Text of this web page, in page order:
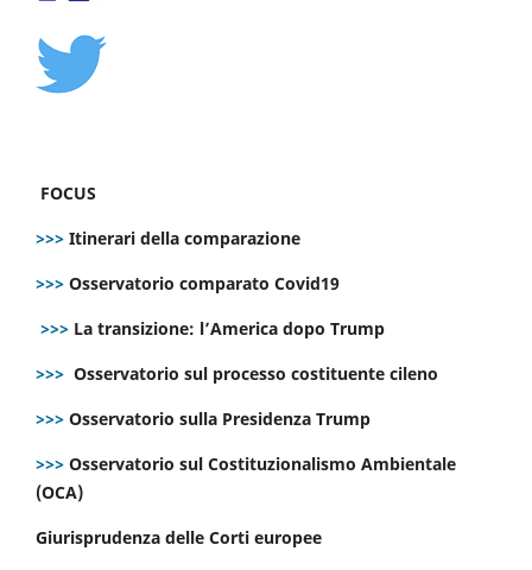
FOCUS
>>> Itinerari della comparazione
>>> Osservatorio comparato Covid19
>>> La transizione: l’America dopo Trump
>>> Osservatorio sul processo costituente cileno
>>> Osservatorio sulla Presidenza Trump
>>> Osservatorio sul Costituzionalismo Ambientale
(OCA)
Giurisprudenza delle Corti europee